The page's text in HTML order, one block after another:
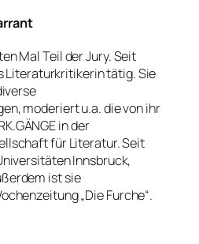
Mal Teil der Jury. Seit
Literaturkritikerin tätig. Sie
moderiert u.a. die von ihr
in der
für Literatur. Seit
Innsbruck,
ist sie
„Die Furche“.